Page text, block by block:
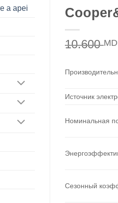
a apei
10.600
Источник
Номинальная
Сезонный